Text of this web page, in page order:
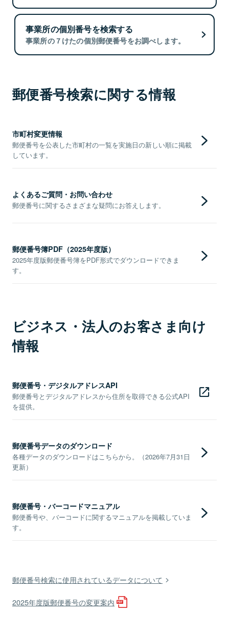
事業所の個別番号を検索する
事業所の７けたの個別郵便番号をお調べします。
郵便番号検索に関する情報
市町村変更情報
郵便番号を公表した市町村の一覧を実施日の新しい順に掲載
しています。
よくあるご質問・お問い合わせ
郵便番号に関するさまざまな疑問にお答えします。
郵便番号簿PDF（2025年度版）
2025年度版郵便番号簿をPDF形式でダウンロードできま
す。
ビジネス・法人のお客さま向け
情報
郵便番号・デジタルアドレスAPI
郵便番号とデジタルアドレスから住所を取得できる公式API
を提供。
郵便番号データのダウンロード
各種データのダウンロードはこちらから。（2026年7月31日
更新）
郵便番号・バーコードマニュアル
郵便番号や、バーコードに関するマニュアルを掲載していま
す。
郵便番号検索に使用されているデータについて
2025年度版郵便番号の変更案内